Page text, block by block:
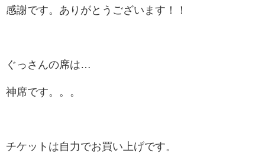
感謝です。ありがとうございます！！
ぐっさんの席は…
神席です。。。
チケットは自力でお買い上げです。